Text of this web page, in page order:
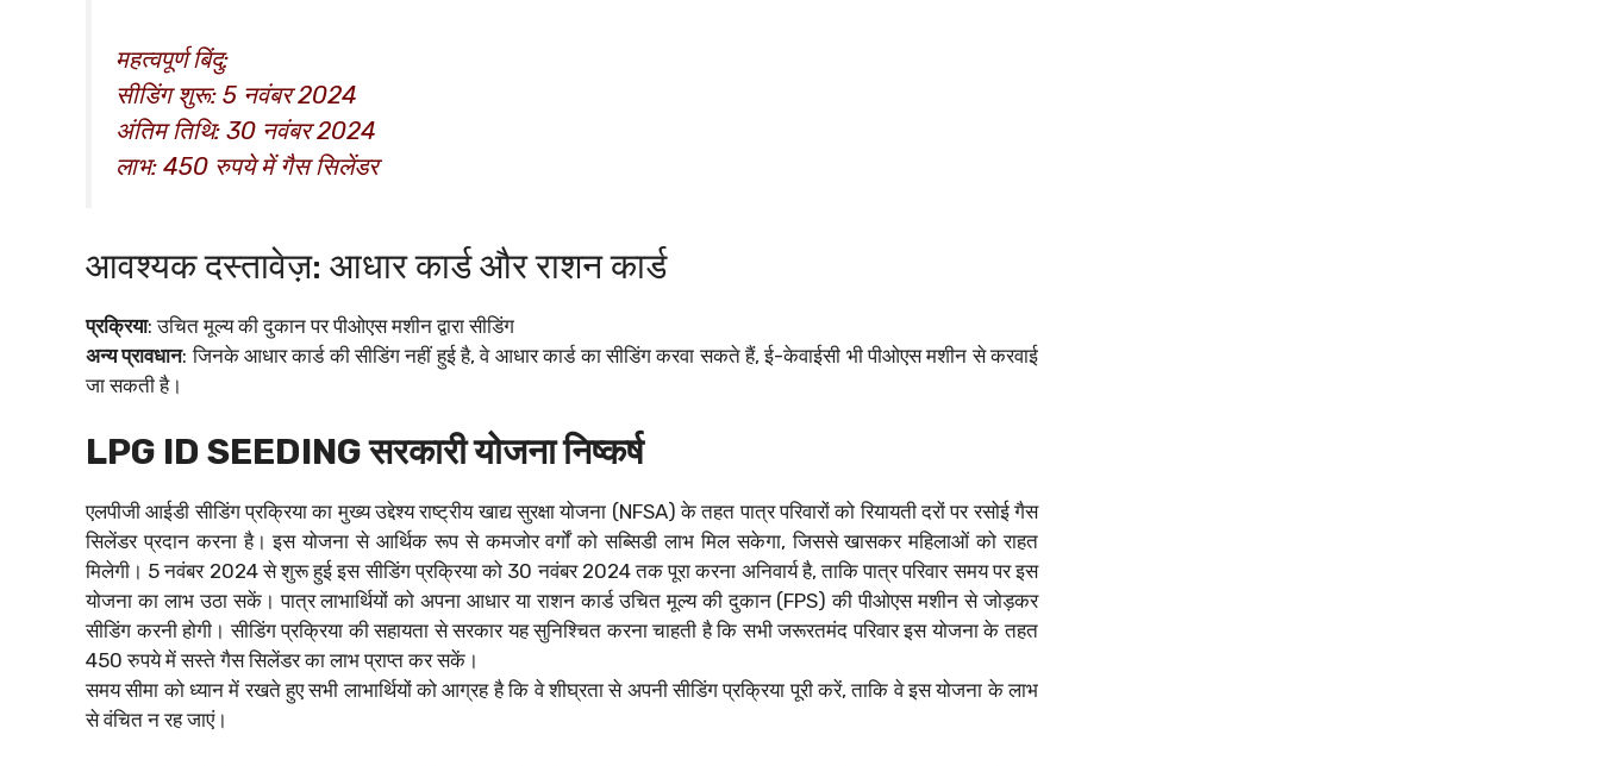
महत्वपूर्ण बिंदु:
सीडिंग शुरू: 5 नवंबर 2024
अंतिम तिथि: 30 नवंबर 2024
लाभ: 450 रुपये में गैस सिलेंडर
आवश्यक दस्तावेज़: आधार कार्ड और राशन कार्ड
प्रक्रिया: उचित मूल्य की दुकान पर पीओएस मशीन द्वारा सीडिंग
अन्य प्रावधान: जिनके आधार कार्ड की सीडिंग नहीं हुई है, वे आधार कार्ड का सीडिंग करवा सकते हैं, ई-केवाईसी भी पीओएस मशीन से करवाई
जा सकती है।
LPG ID SEEDING सरकारी योजना निष्कर्ष
एलपीजी आईडी सीडिंग प्रक्रिया का मुख्य उद्देश्य राष्ट्रीय खाद्य सुरक्षा योजना (NFSA) के तहत पात्र परिवारों को रियायती दरों पर रसोई गैस
सिलेंडर प्रदान करना है। इस योजना से आर्थिक रूप से कमजोर वर्गों को सब्सिडी लाभ मिल सकेगा, जिससे खासकर महिलाओं को राहत
मिलेगी। 5 नवंबर 2024 से शुरू हुई इस सीडिंग प्रक्रिया को 30 नवंबर 2024 तक पूरा करना अनिवार्य है, ताकि पात्र परिवार समय पर इस
योजना का लाभ उठा सकें। पात्र लाभार्थियों को अपना आधार या राशन कार्ड उचित मूल्य की दुकान (FPS) की पीओएस मशीन से जोड़कर
सीडिंग करनी होगी। सीडिंग प्रक्रिया की सहायता से सरकार यह सुनिश्चित करना चाहती है कि सभी जरूरतमंद परिवार इस योजना के तहत
450 रुपये में सस्ते गैस सिलेंडर का लाभ प्राप्त कर सकें।
समय सीमा को ध्यान में रखते हुए सभी लाभार्थियों को आग्रह है कि वे शीघ्रता से अपनी सीडिंग प्रक्रिया पूरी करें, ताकि वे इस योजना के लाभ
से वंचित न रह जाएं।